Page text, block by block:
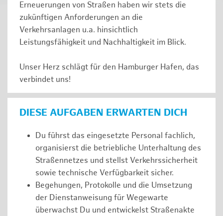
Erneuerungen von Straßen haben wir stets die
zukünftigen Anforderungen an die
Verkehrsanlagen u.a. hinsichtlich
Leistungsfähigkeit und Nachhaltigkeit im Blick.
Unser Herz schlägt für den Hamburger Hafen, das
verbindet uns!
DIESE AUFGABEN ERWARTEN DICH
Du führst das eingesetzte Personal fachlich,
organisierst die betriebliche Unterhaltung des
Straßennetzes und stellst Verkehrssicherheit
sowie technische Verfügbarkeit sicher.
Begehungen, Protokolle und die Umsetzung
der Dienstanweisung für Wegewarte
überwachst Du und entwickelst Straßenakte